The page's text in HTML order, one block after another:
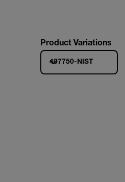
Product Variations
407750-NIST